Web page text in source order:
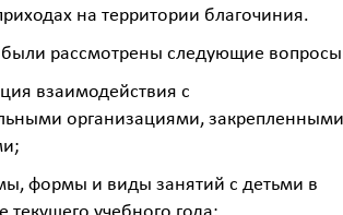
на территории благочиния.
были рассмотрены следующие
взаимодействия с
организациями, закрепленными
формы и виды занятий с детьми в